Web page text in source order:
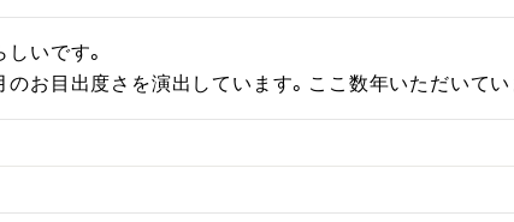
いです。
のお目出度さを演出しています。ここ数年いただいて